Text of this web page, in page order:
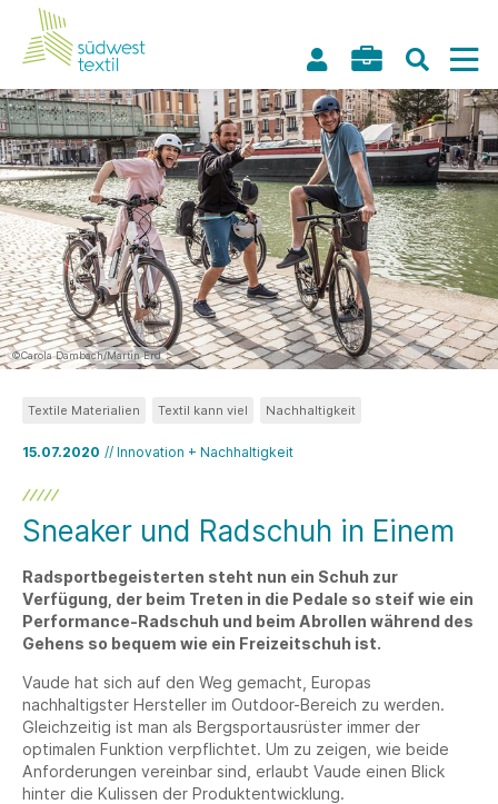
©Carola Dambach/Martin Erd
15.07.2020 // Innovation + Nachhaltigkeit
Textile Materialien Textil kann viel Nachhaltigkeit
Sneaker und Radschuh in Einem
Radsportbegeisterten steht nun ein Schuh zur
Verfügung, der beim Treten in die Pedale so steif wie ein
Performance-Radschuh und beim Abrollen während des
Gehens so bequem wie ein Freizeitschuh ist.
Vaude hat sich auf den Weg gemacht, Europas
nachhaltigster Hersteller im Outdoor-Bereich zu werden.
Gleichzeitig ist man als Bergsportausrüster immer der
optimalen Funktion verpflichtet. Um zu zeigen, wie beide
Anforderungen vereinbar sind, erlaubt Vaude einen Blick
hinter die Kulissen der Produktentwicklung.